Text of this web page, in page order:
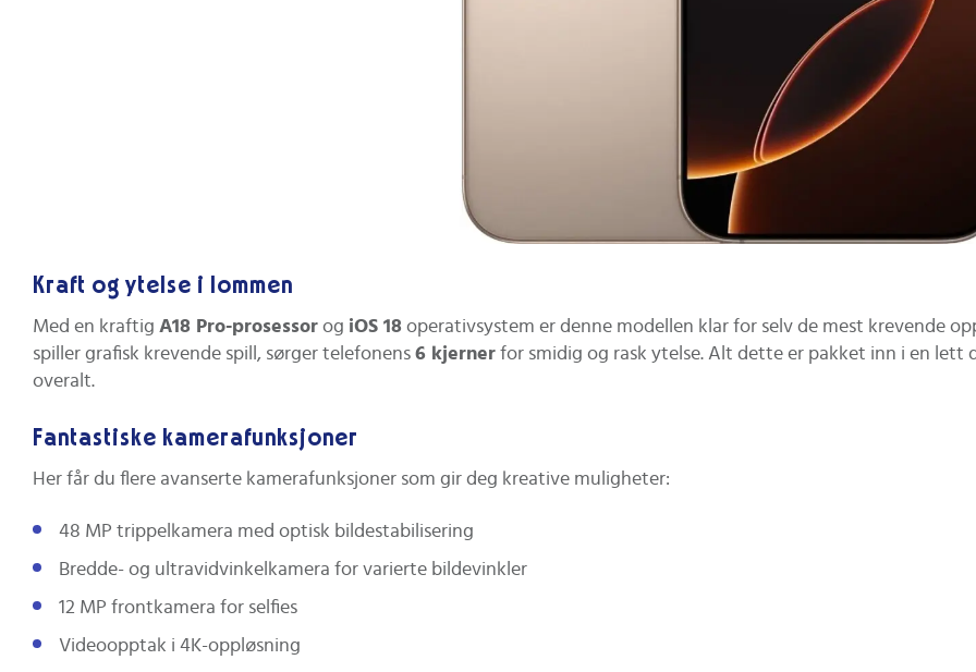
Kraft og ytelse i lommen
Med en kraftig A18 Pro-prosessor og iOS 18 operativsystem er denne modellen klar for selv de mest krevende
spiller grafisk krevende spill, sørger telefonens 6 kjerner for smidig og rask ytelse. Alt dette er pakket inn i en lett
overalt.
Fantastiske kamerafunksjoner
Her får du flere avanserte kamerafunksjoner som gir deg kreative muligheter:
48 MP trippelkamera med optisk bildestabilisering
Bredde- og ultravidvinkelkamera for varierte bildevinkler
12 MP frontkamera for selfies
Videoopptak i 4K-oppløsning